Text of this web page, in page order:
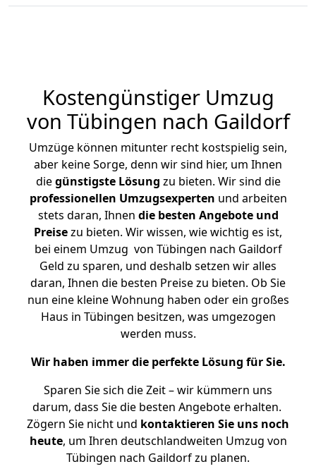
Kostengünstiger Umzug
von Tübingen nach Gaildorf
Umzüge können mitunter recht kostspielig sein,
aber keine Sorge, denn wir sind hier, um Ihnen
diegünstigste Lösung zu bieten. Wir sind die
professionellen Umzugsexperten und arbeiten
stets daran, Ihnen die besten Angebote und
Preisezu bieten. Wir wissen, wie wichtig es ist,
bei einem Umzug von Tübingen nach Gaildorf
Geld zu sparen, und deshalb setzen wir alles
daran, Ihnen die besten Preise zu bieten. Ob Sie
nun eine kleine Wohnung haben oder ein großes
Haus in Tübingen besitzen, was umgezogen
werden muss.
Wir haben immer die perfekte Lösung für Sie.
Sparen Sie sich die Zeit – wir kümmern uns
darum, dass Sie die besten Angebote erhalten.
Zögern Sie nicht und kontaktieren Sie uns noch
heute, um Ihren deutschlandweiten Umzug von
Tübingen nach Gaildorf zu planen.